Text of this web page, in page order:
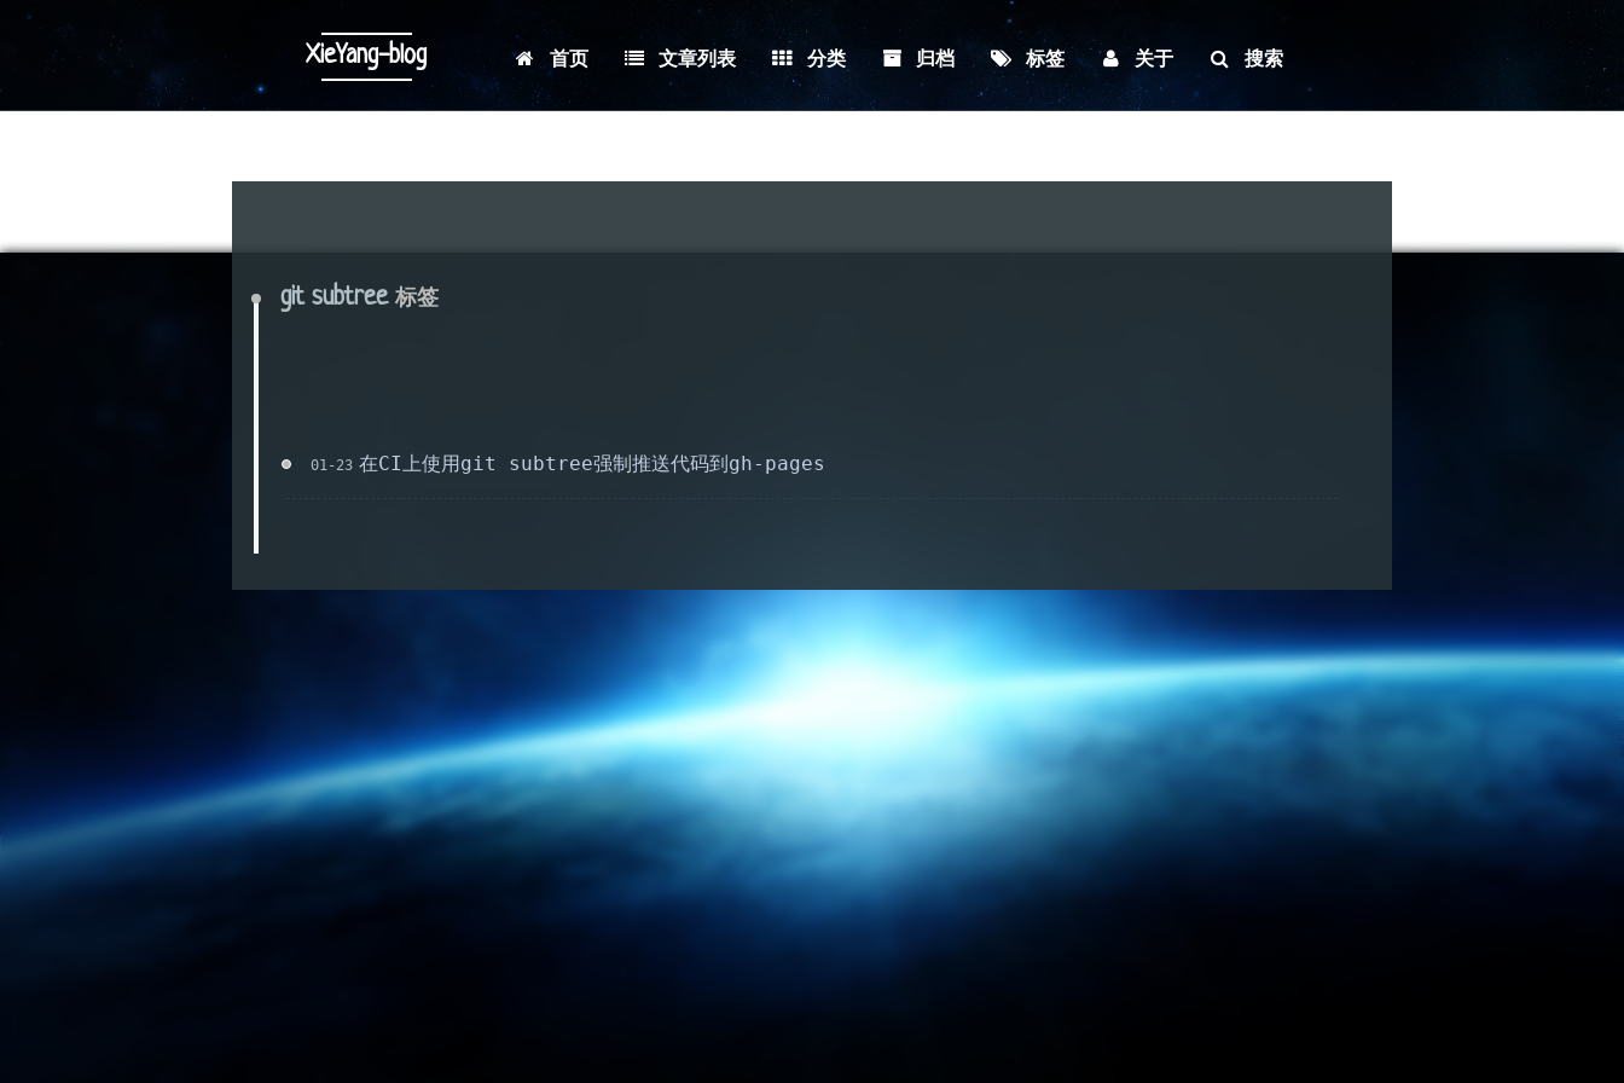
XieYang-blog 首页 文章列表 分类 归档 标签 关于 搜索
git subtree 标签
在CI上使用git subtree强制推送代码到gh-pages
01-23